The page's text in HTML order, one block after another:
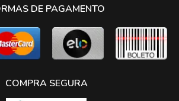
DE PAGAMENTO
COMPRA SEGURA